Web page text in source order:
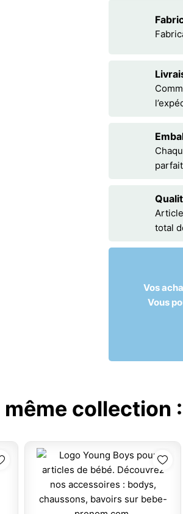
total
Vos
Vous
collection :